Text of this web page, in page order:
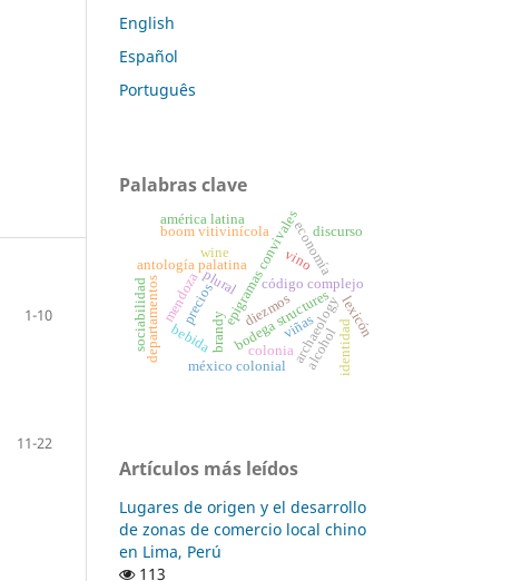
1-10
11-22
English
Español
Português
Palabras clave
epigramas convivales
antología palatina vino
código complejo
plural
wine
brandybodega structures
archaeology
colonia
precios
economía
diezmos
méxico colonial
boom vitivinícola
mendoza
departamentos viñas
discurso
lexicón
sociabilidad bebida alcoholidentidad
américa latina
Artículos más leídos
Lugares de origen y el desarrollo
de zonas de comercio local chino
en Lima, Perú
113